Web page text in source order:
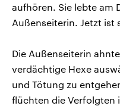
aufhören. Sie lebte am
Außenseiterin. Jetzt ist
Die Außenseiterin
verdächtige Hexe
und Tötung zu
flüchten die Verfolgten